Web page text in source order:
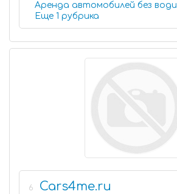
Аренда автомобилей без
Еще 1 рубрика
6 Cars4me.ru